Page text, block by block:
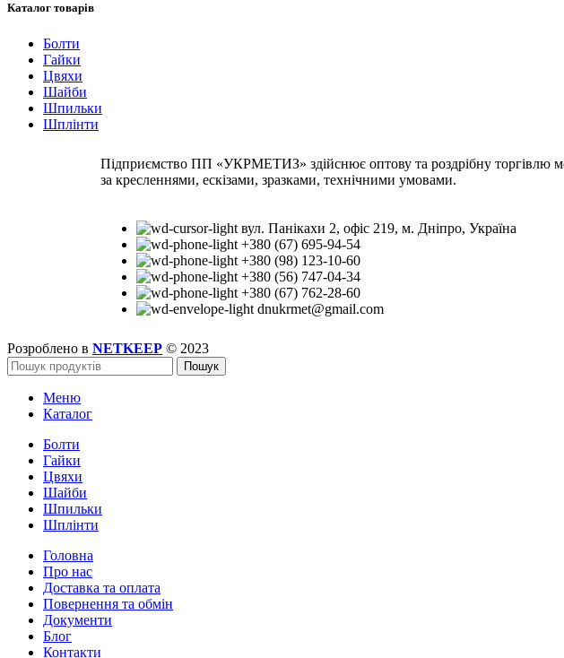
Каталог товарів
Болти
Гайки
Цвяхи
Шайби
Шпильки
Шплінти
Підприємство ПП «УКРМЕТИЗ» здійснює оптову та роздрібну торгівлю
за кресленнями, ескізами, зразками, технічними умовами.
вул. Панікахи 2, офіс 219, м. Дніпро, Україна
+380 (67) 695-94-54
+380 (98) 123-10-60
+380 (56) 747-04-34
+380 (67) 762-28-60
dnukrmet@gmail.com
Розроблено в NETKEEP © 2023
Пошук
Меню
Каталог
Болти
Гайки
Цвяхи
Шайби
Шпильки
Шплінти
Головна
Про нас
Доставка та оплата
Повернення та обмін
Документи
Блог
Контакти